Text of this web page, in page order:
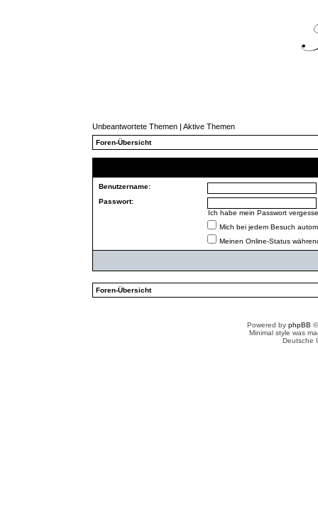
Unbeantwortete Themen | Aktive Themen
Foren-Übersicht
Benutzername:
Passwort:
Ich habe mein Passwort
Mich bei jedem Besuch
Meinen Online-Status
Foren-Übersicht
Powered by phpBB
Minimal style was
Deutsche